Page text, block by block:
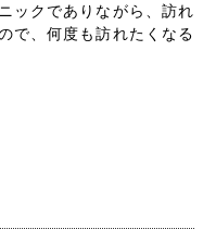
ックでありながら、訪れ
で、何度も訪れたくなる